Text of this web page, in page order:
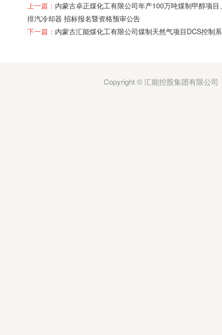
上一篇： 内蒙古卓正煤化工有限公司年产100万吨煤制甲醇项
排汽冷却器 招标报名暨资格预审公告
下一篇： 内蒙古汇能煤化工有限公司煤制天然气项目DCS控制
Copyright © 汇能控股集团有限公司